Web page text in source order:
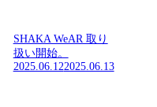
SHAKA WeAR 取り
扱い開始。
2025.06.122025.06.13